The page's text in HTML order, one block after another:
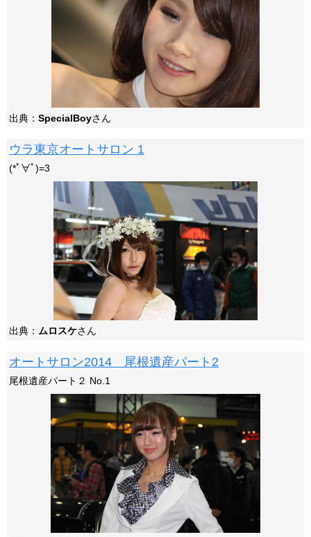
出典： SpecialBoyさん
ウラ東京オートサロン 1
(*ﾟ∀ﾟ)=3
出典： ムロスケさん
オートサロン2014 尾根遺産パート2
尾根遺産パート２ No.1